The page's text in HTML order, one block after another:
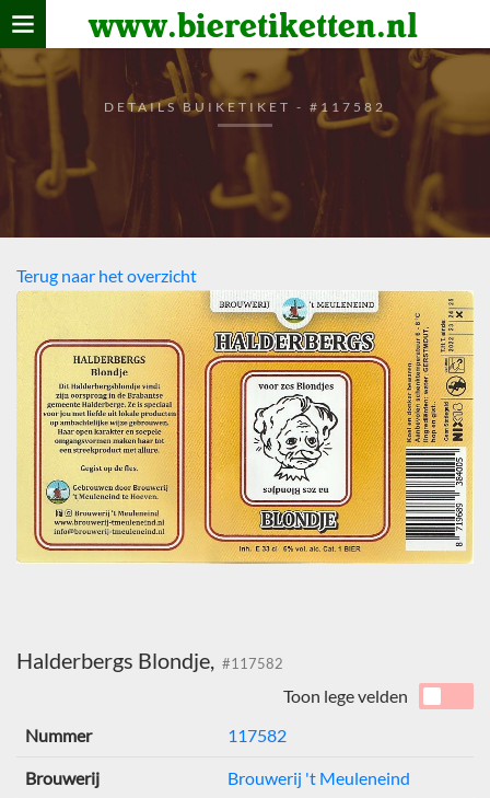
www.bieretiketten.nl
Home
verzamelen
De bierkaart
Bezoekers
DETAILS BUIKETIKET - #117582
Terug naar het overzicht
Halderbergs Blondje, #117582
Toon lege velden
Nummer
117582
Brouwerij Brouwerij 't Meuleneind